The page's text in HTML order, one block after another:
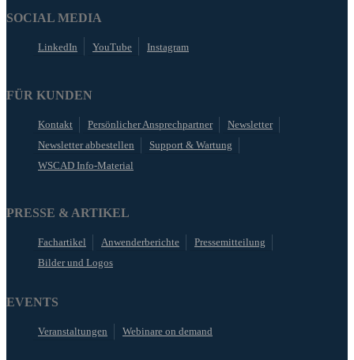
SOCIAL MEDIA
LinkedIn YouTube Instagram
FÜR KUNDEN
Kontakt Persönlicher Ansprechpartner
Newsletter
Newsletter abbestellen
Support & Wartung
WSCAD Info-Material
PRESSE & ARTIKEL
Fachartikel Anwenderberichte
Pressemitteilung
Bilder und Logos
EVENTS
Veranstaltungen Webinare on demand